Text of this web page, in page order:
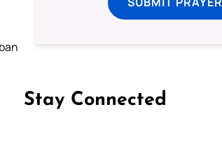
Stay Connected